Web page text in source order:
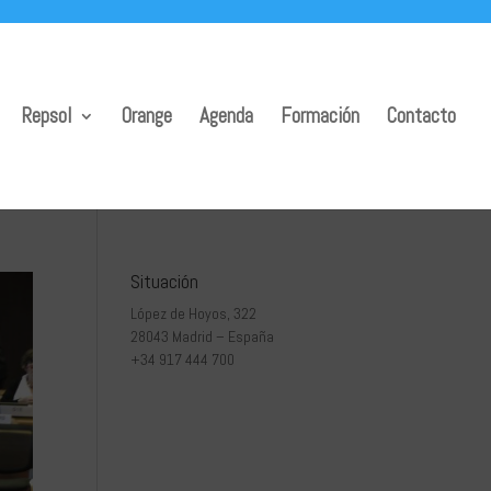
Repsol Orange Agenda Formación Contacto
Situación
López de Hoyos, 322
28043 Madrid – España
+34 917 444 700